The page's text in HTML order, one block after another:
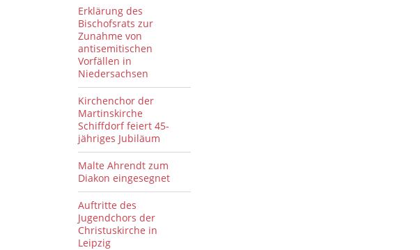
Erklärung des
Bischofsrats zur
Zunahme von
antisemitischen
Vorfällen in
Niedersachsen
Kirchenchor der
Martinskirche
Schiffdorf feiert 45-
jähriges Jubiläum
Malte Ahrendt zum
Diakon eingesegnet
Auftritte des
Jugendchors der
Christuskirche in
Leipzig